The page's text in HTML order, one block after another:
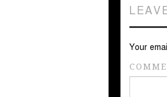
Your